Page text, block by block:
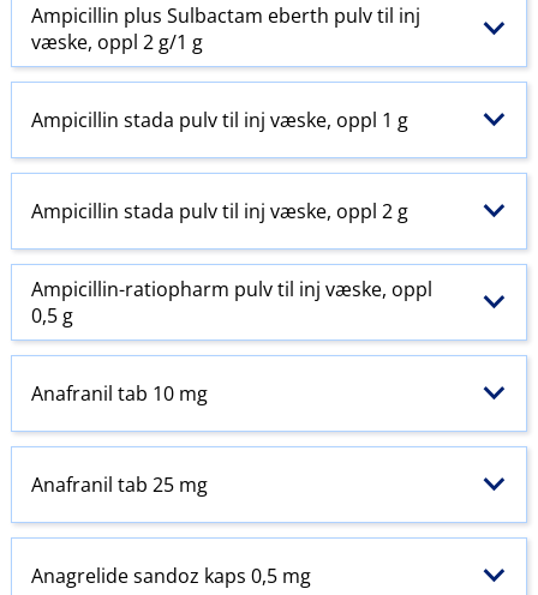
Ampicillin plus Sulbactam eberth pulv til inj
væske, oppl 2 g/1 g
Ampicillin stada pulv til inj væske, oppl 1 g
Ampicillin stada pulv til inj væske, oppl 2 g
Ampicillin-ratiopharm pulv til inj væske, oppl
0,5 g
Anafranil tab 10 mg
Anafranil tab 25 mg
Anagrelide sandoz kaps 0,5 mg